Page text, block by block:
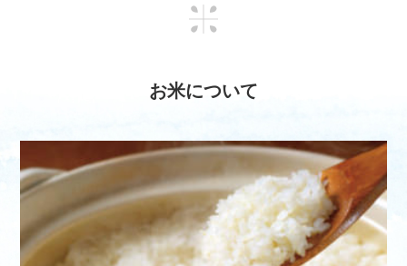
お米について